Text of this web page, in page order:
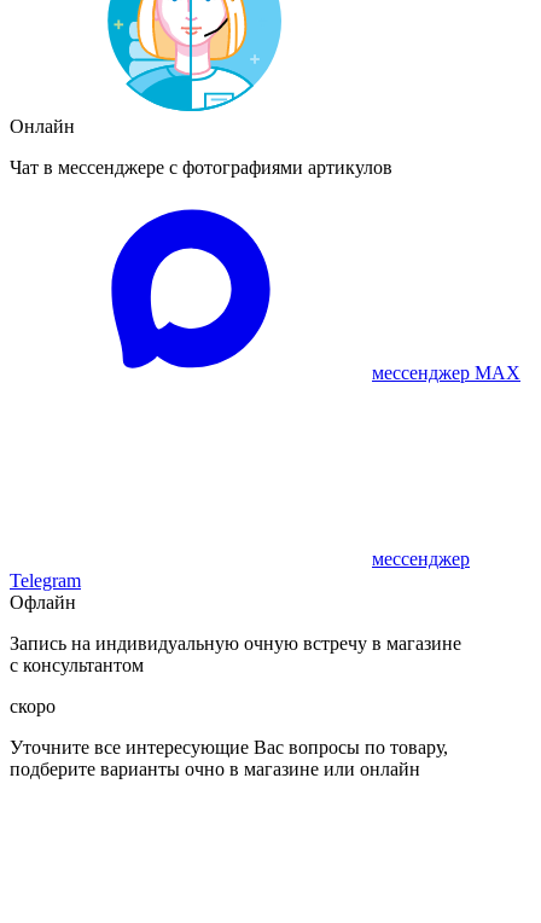
Онлайн
Чат в мессенджере с фотографиями артикулов
мессенджер MAX
мессенджер
Telegram
Офлайн
Запись на индивидуальную очную встречу в магазине
с консультантом
скоро
Уточните все интересующие Вас вопросы по товару,
подберите варианты очно в магазине или онлайн